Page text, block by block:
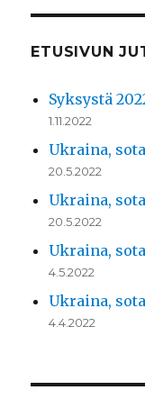
ETUSIVUN
Syksystä
1.11.2022
Ukraina,
20.5.2022
Ukraina,
20.5.2022
Ukraina,
4.5.2022
Ukraina,
4.4.2022